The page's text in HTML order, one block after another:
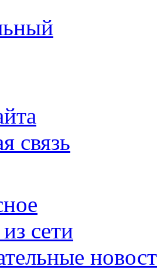
связь
сети